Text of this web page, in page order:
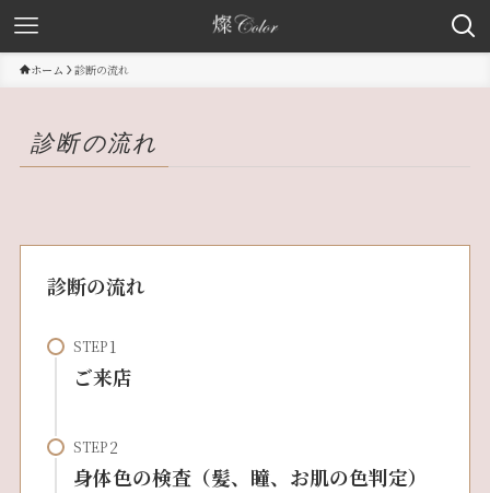
ホーム 診断の流れ
診断の流れ
診断の流れ
STEP
ご来店
STEP
身体色の検査（髪、瞳、お肌の色判定）